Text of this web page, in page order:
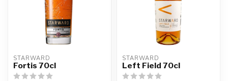
STARWARD
Fortis 70cl
STARWARD
Left Field 70cl